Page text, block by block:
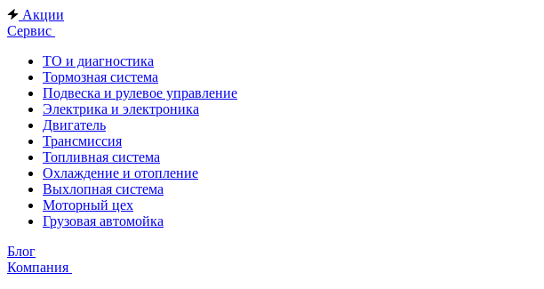
Акции
Сервис
ТО и диагностика
Тормозная система
Подвеска и рулевое управление
Электрика и электроника
Двигатель
Трансмиссия
Топливная система
Охлаждение и отопление
Выхлопная система
Моторный цех
Грузовая автомойка
Блог
Компания